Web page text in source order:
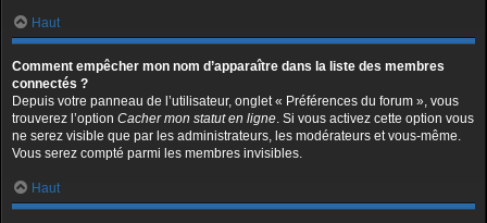
Haut
Comment empêcher mon nom d’apparaître dans la liste des membres
connectés ?
Depuis votre panneau de l’utilisateur, onglet « Préférences du forum », vous
trouverez l’option Cacher mon statut en ligne. Si vous activez cette option vous
ne serez visible que par les administrateurs, les modérateurs et vous-même.
Vous serez compté parmi les membres invisibles.
Haut